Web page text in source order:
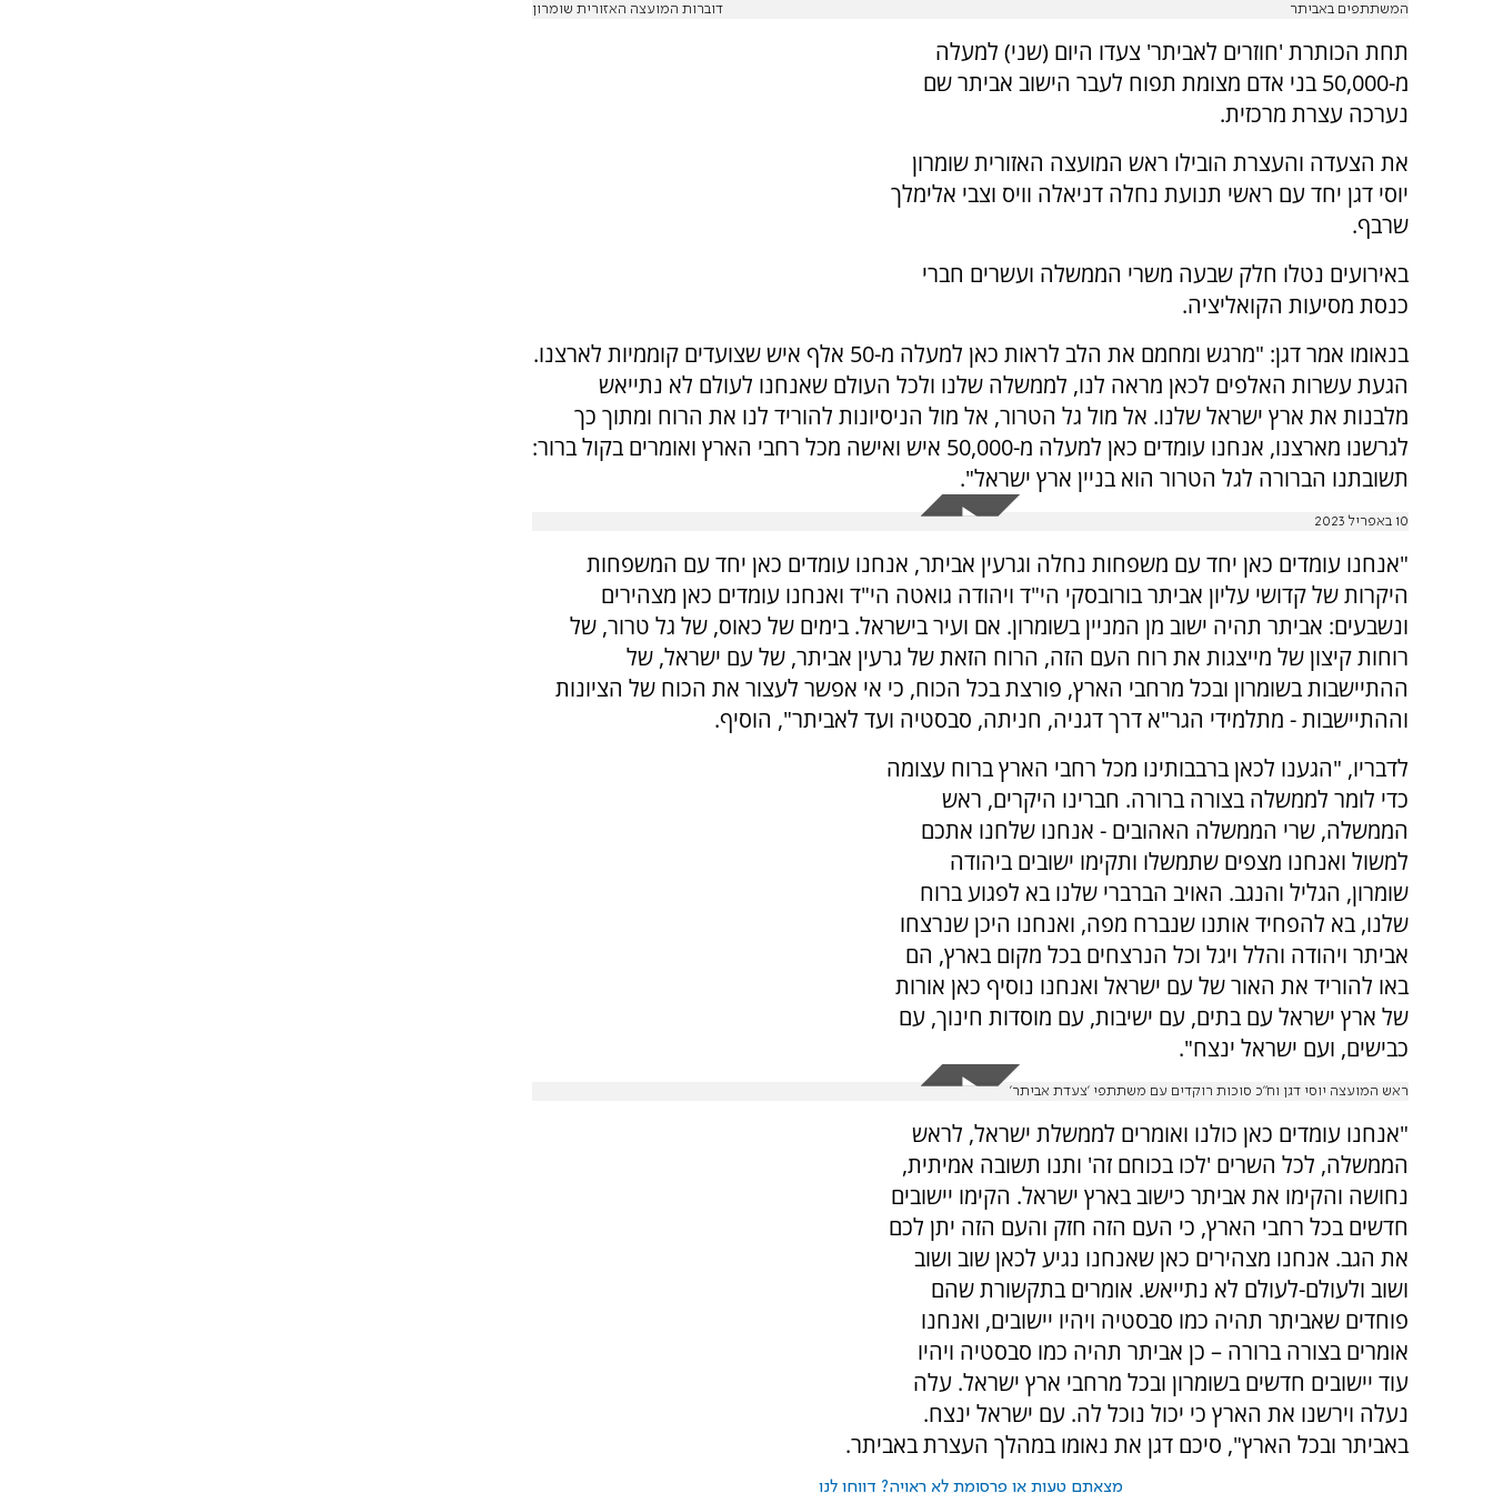
המשתתפים באביתר דוברות המועצה האזורית שומרון
תחת הכותרת 'חוזרים לאביתר' צעדו היום (שני) למעלה
מ-50,000 בני אדם מצומת תפוח לעבר הישוב אביתר שם
נערכה עצרת מרכזית.
את הצעדה והעצרת הובילו ראש המועצה האזורית שומרון
יוסי דגן יחד עם ראשי תנועת נחלה דניאלה וויס וצבי אלימלך
שרבף.
באירועים נטלו חלק שבעה משרי הממשלה ועשרים חברי
כנסת מסיעות הקואליציה.
בנאומו אמר דגן: "מרגש ומחמם את הלב לראות כאן למעלה מ-50 אלף איש שצועדים קוממיות לארצנו.
הגעת עשרות האלפים לכאן מראה לנו, לממשלה שלנו ולכל העולם שאנחנו לעולם לא נתייאש
מלבנות את ארץ ישראל שלנו. אל מול גל הטרור, אל מול הניסיונות להוריד לנו את הרוח ומתוך כך
לגרשנו מארצנו, אנחנו עומדים כאן למעלה מ-50,000 איש ואישה מכל רחבי הארץ ואומרים בקול ברור:
תשובתנו הברורה לגל הטרור הוא בניין ארץ ישראל".
10 באפריל 2023
"אנחנו עומדים כאן יחד עם משפחות נחלה וגרעין אביתר, אנחנו עומדים כאן יחד עם המשפחות
היקרות של קדושי עליון אביתר בורובסקי הי"ד ויהודה גואטה הי"ד ואנחנו עומדים כאן מצהירים
ונשבעים: אביתר תהיה ישוב מן המניין בשומרון. אם ועיר בישראל. בימים של כאוס, של גל טרור, של
רוחות קיצון של מייצגות את רוח העם הזה, הרוח הזאת של גרעין אביתר, של עם ישראל, של
ההתיישבות בשומרון ובכל מרחבי הארץ, פורצת בכל הכוח, כי אי אפשר לעצור את הכוח של הציונות
וההתיישבות - מתלמידי הגר"א דרך דגניה, חניתה, סבסטיה ועד לאביתר", הוסיף.
לדבריו, "הגענו לכאן ברבבותינו מכל רחבי הארץ ברוח עצומה
כדי לומר לממשלה בצורה ברורה. חברינו היקרים, ראש
הממשלה, שרי הממשלה האהובים - אנחנו שלחנו אתכם
למשול ואנחנו מצפים שתמשלו ותקימו ישובים ביהודה
שומרון, הגליל והנגב. האויב הברברי שלנו בא לפגוע ברוח
שלנו, בא להפחיד אותנו שנברח מפה, ואנחנו היכן שנרצחו
אביתר ויהודה והלל ויגל וכל הנרצחים בכל מקום בארץ, הם
באו להוריד את האור של עם ישראל ואנחנו נוסיף כאן אורות
של ארץ ישראל עם בתים, עם ישיבות, עם מוסדות חינוך, עם
כבישים, ועם ישראל ינצח".
ראש המועצה יוסי דגן וח"כ סוכות רוקדים עם משתתפי 'צעדת אביתר'
"אנחנו עומדים כאן כולנו ואומרים לממשלת ישראל, לראש
הממשלה, לכל השרים 'לכו בכוחם זה' ותנו תשובה אמיתית,
נחושה והקימו את אביתר כישוב בארץ ישראל. הקימו יישובים
חדשים בכל רחבי הארץ, כי העם הזה חזק והעם הזה יתן לכם
את הגב. אנחנו מצהירים כאן שאנחנו נגיע לכאן שוב ושוב
ושוב ולעולם-לעולם לא נתייאש. אומרים בתקשורת שהם
פוחדים שאביתר תהיה כמו סבסטיה ויהיו יישובים, ואנחנו
אומרים בצורה ברורה – כן אביתר תהיה כמו סבסטיה ויהיו
עוד יישובים חדשים בשומרון ובכל מרחבי ארץ ישראל. עלה
נעלה וירשנו את הארץ כי יכול נוכל לה. עם ישראל ינצח.
באביתר ובכל הארץ", סיכם דגן את נאומו במהלך העצרת באביתר.
מצאתם טעות או פרסומת לא ראויה? דווחו לנו